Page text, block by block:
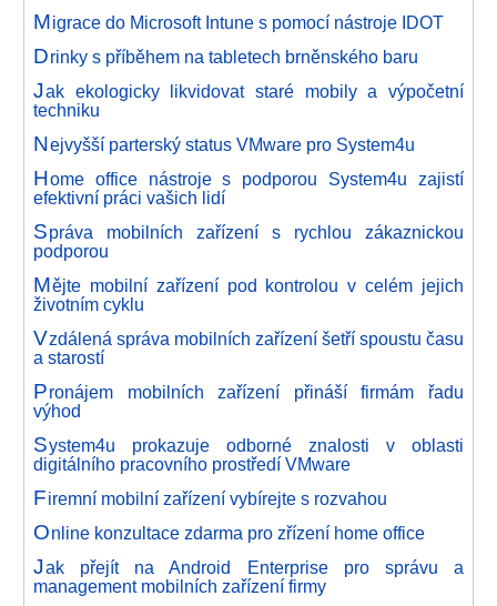
Migrace do Microsoft Intune s pomocí nástroje IDOT
Drinky s příběhem na tabletech brněnského baru
Jak ekologicky likvidovat staré mobily a výpočetní
techniku
Nejvyšší parterský status VMware pro System4u
Home office nástroje s podporou System4u zajistí
efektivní práci vašich lidí
Správa mobilních zařízení s rychlou zákaznickou
podporou
Mějte mobilní zařízení pod kontrolou v celém jejich
životním cyklu
Vzdálená správa mobilních zařízení šetří spoustu času
a starostí
Pronájem mobilních zařízení přináší firmám řadu
výhod
System4u prokazuje odborné znalosti v oblasti
digitálního pracovního prostředí VMware
Firemní mobilní zařízení vybírejte s rozvahou
Online konzultace zdarma pro zřízení home office
Jak přejít na Android Enterprise pro správu a
management mobilních zařízení firmy